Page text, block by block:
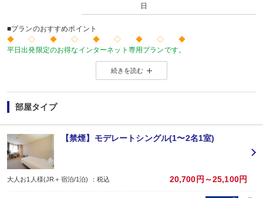
日
■プランのおすすめポイント
◆ ◇ ◆ ◇ ◆ ◇ ◆ ◇ ◆
平日出発限定のお得なインターネット専用プランです。
価格を抑えたい！人が多い土日祝日を避けてゆったり旅をしたい！
◆ ◇ ◆ ◇ ◆ ◇ ◆ ◇ ◆
■夕食
なし
■朝食
場所:
レストラン
内容:
和洋バイキング
【時間】6:30～9:30
続きを読む
部屋タイプ
【禁煙】モデレートシングル(1〜2名1室)
大人お1人様(JR＋宿泊/1泊) ：税込 20,700円～25,100円